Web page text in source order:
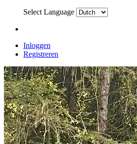
Select Language
Inloggen
Registreren